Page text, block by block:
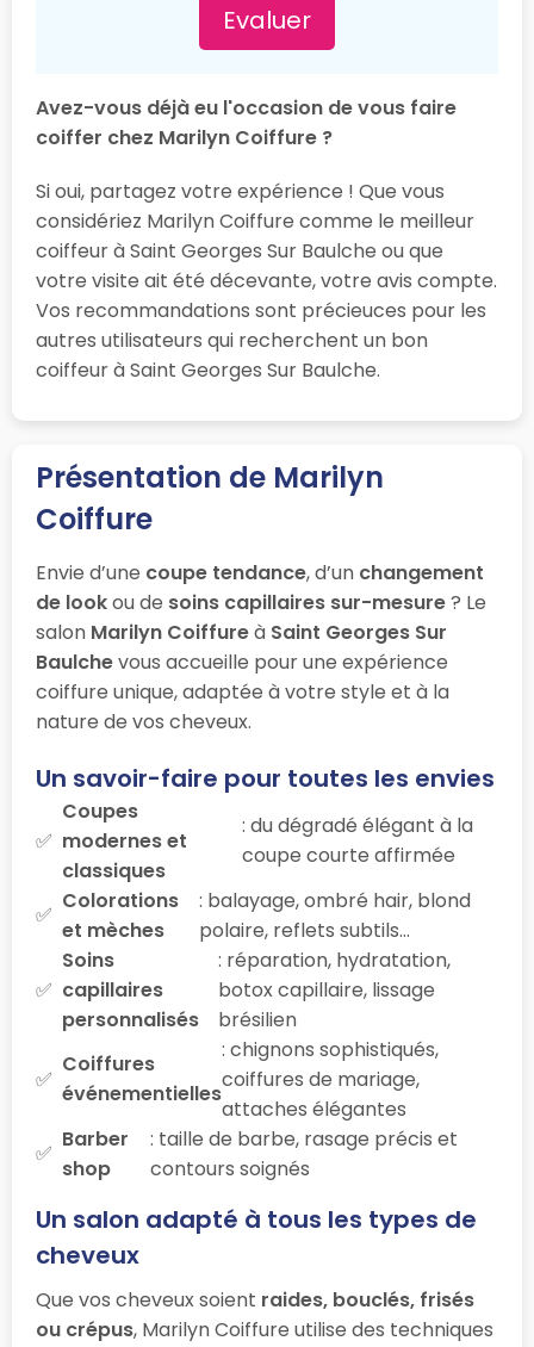
Evaluer
Avez-vous déjà eu l'occasion de vous faire
coiffer chez Marilyn Coiffure ?
Si oui, partagez votre expérience ! Que vous
considériez Marilyn Coiffure comme le meilleur
coiffeur à Saint Georges Sur Baulche ou que
votre visite ait été décevante, votre avis compte.
Vos recommandations sont précieuces pour les
autres utilisateurs qui recherchent un bon
coiffeur à Saint Georges Sur Baulche.
Présentation de Marilyn
Coiffure
Envie d’une coupe tendance, d’un changement
de lookou de soins capillaires sur-mesure? Le
salon Marilyn Coiffureà Saint Georges Sur
Baulchevous accueille pour une expérience
coiffure unique, adaptée à votre style et à la
nature de vos cheveux.
Un savoir-faire pour toutes les envies
Coupes
modernes et
classiques
: du dégradé élégant à la
coupe courte affirmée
Colorations
et mèches
: balayage, ombré hair, blond
polaire, reflets subtils…
Soins
capillaires
personnalisés
: réparation, hydratation,
botox capillaire, lissage
brésilien
Coiffures
événementielles
: chignons sophistiqués,
coiffures de mariage,
attaches élégantes
Barber
shop
: taille de barbe, rasage précis et
contours soignés
Un salon adapté à tous les types de
cheveux
Que vos cheveux soient raides, bouclés, frisés
ou crépus, Marilyn Coiffure utilise des techniques